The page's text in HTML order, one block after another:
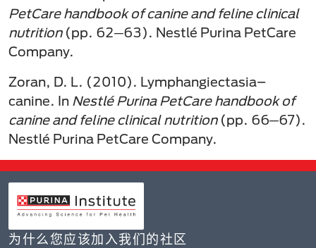
PetCare handbook of canine and feline clinical
nutrition(pp. 62─63). Nestlé Purina PetCare
Company.
Zoran, D. L. (2010). Lymphangiectasia–
canine. In Nestlé Purina PetCare handbook of
canine and feline clinical nutrition(pp. 66─67).
Nestlé Purina PetCare Company.
为什么您应该加入我们的社区